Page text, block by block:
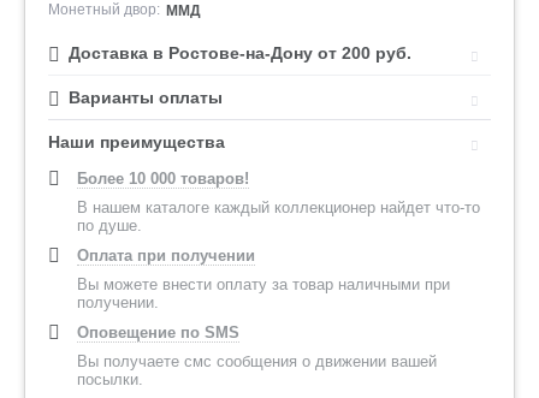
Монетный двор: ММД
Доставка в Ростове-на-Дону от 200 руб.
Варианты оплаты
Наши преимущества
Более 10 000 товаров!
В нашем каталоге каждый коллекционер найдет что-то
по душе.
Оплата при получении
Вы можете внести оплату за товар наличными при
получении.
Оповещение по SMS
Вы получаете смс сообщения о движении вашей
посылки.